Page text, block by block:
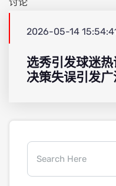
2026-05-14
选秀引发球迷
决策失误引发